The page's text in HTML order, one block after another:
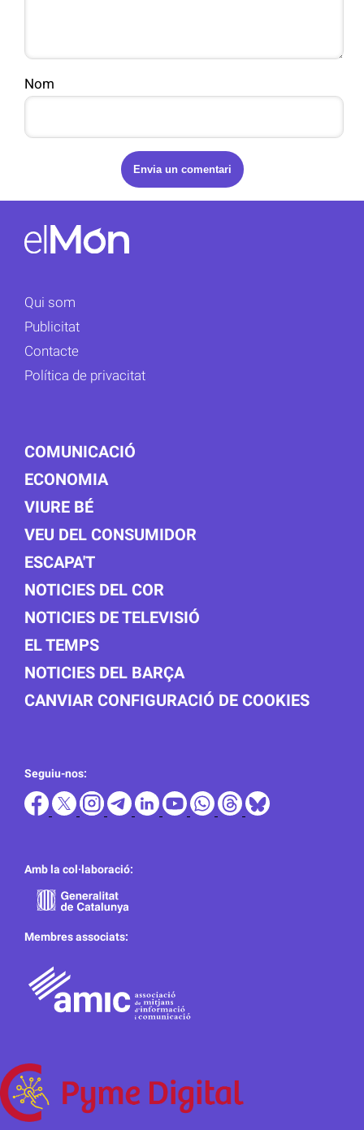
Nom
Qui som
Publicitat
Contacte
Política de privacitat
COMUNICACIÓ
ECONOMIA
VIURE BÉ
VEU DEL CONSUMIDOR
ESCAPA'T
NOTICIES DEL COR
NOTICIES DE TELEVISIÓ
EL TEMPS
NOTICIES DEL BARÇA
CANVIAR CONFIGURACIÓ DE COOKIES
Seguiu-nos:
Amb la col·laboració:
Membres associats: